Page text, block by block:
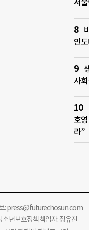
서
인
사회
호
라”
:press@futurechosun.com
년보호정책 책임자: 정유진